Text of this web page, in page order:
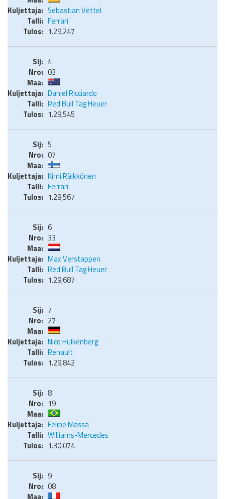
Sebastian Vettel
Ferrari
1.29,247
4
03
Daniel Ricciardo
Red Bull Tag Heuer
1.29,545
5
07
Kimi Räikkönen
Ferrari
1.29,567
6
33
Max Verstappen
Red Bull Tag Heuer
1.29,687
7
27
Nico Hülkenberg
Renault
1.29,842
8
19
Felipe Massa
Williams-Mercedes
1.30,074
9
08